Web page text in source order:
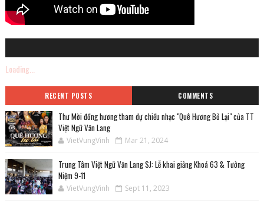
Loading...
RECENT POSTS COMMENTS
Thư Mời đồng hương tham dự chiều nhạc "Quê Hương Bỏ Lại" của TT
Việt Ngữ Văn Lang
VietVungVinh Mar 21, 2024
Trung Tâm Việt Ngữ Văn Lang SJ: Lễ khai giảng Khoá 63 & Tưởng
Niệm 9-11
VietVungVinh Sept 11, 2023